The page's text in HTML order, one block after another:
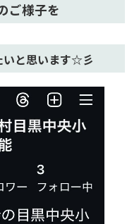
ご様子を
いと思います☆彡